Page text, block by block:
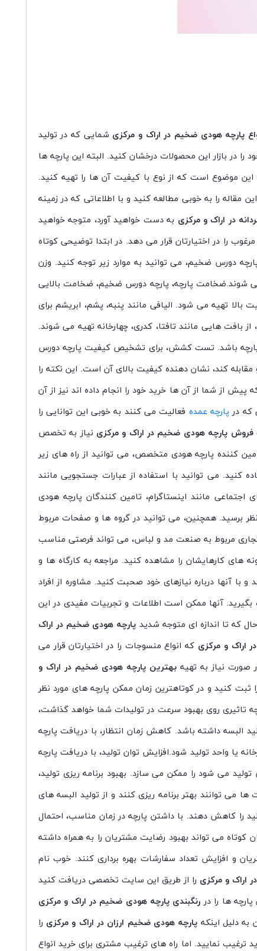
پارچه هودی ضخیم در اراک و مرکزی شمایی که در تولید
در بازار این محصولات درخشان کنید. البته این پارچه ها
موضوع است که از نوع با کیفیت آن ها را تهیه کنید.
مقاله را به خوبی مطالعه کنید و با اطلاعاتی که در زمینه
در اراک و مرکزی به دست خواهید آورد، متوجه خواهید
را در اختیارتان قرار می دهد. در ابتدا توضیحی کوتاه
دورس ضخیم، می توانید به موارد زیر توجه کنید. وزن
می شوند.ضخامت پارچه، پارچه دورس ضخیم، ضخامت بالایی
بالا تهیه می شود. الیافی مانند پنبه، پشم، ابریشم برای
هایی مانند تافتا، کدری، چهارخانه تهیه می شوند.
پارچه باشد. تست کشش، برای تشخیص کیفیت پارچه دورس
کند، نشان دهنده کیفیت بالای آن است. این نکته را
از شما از آن ها خرید خود را انجام داده اند نیز از آن
که در پارچه عمده فعالیت می کنند به خوبی این توانایی را
فروش پارچه هودی ضخیم در اراک و مرکزی نیاز به تخصص
کننده پارچه هودی متخصص، می توانید از راه های زیر
کنید. می توانید با استفاده از عبارات جستجویی مانند
مانند اینستاگرام، تامین کنندگان پارچه هودی
برسید. همچنین، می توانید در گروه ها و صفحات مربوط
مربوط به صنعت مد و لباس، می تواند فرصتی مناسب
های کارهایشان را مشاهده کنید. مراجعه به کارگاه ها و
آنها درباره نیازهای خود صحبت کنید. مشاوره از افراد
آنها ممکن است اطلاعات و تجربیات مفیدی در این
که تا اندازه ای متوجه شدید پارچه هودی ضخیم در اراک
اراک و مرکزی که انواع منسوجات را در اختیارتان قرار می
نیاز به تهیه بهترین پارچه هودی ضخیم در اراک و
ثبت کنید و در کوتاهترین زمان ممکن پارچه های مورد نظر
تاثیری روی بهبود سرعت در تولیدات شما خواهد گذاشت،
البسه داشته باشد. کاهش زمان انتظار، با دریافت پارچه
یا واحد تولید شود.افزایش توان تولید، با دریافت پارچه
می شود را ممکن می سازد. بهبود برنامه ریزی تولید،
می توانند بهتر برنامه ریزی کنند و از تولید البسه های
را کاهش دهند. با داشتن پارچه در زمان مناسب، احتمال
می تواند بهبود رضایت مشتریان را به همراه داشته
و افزایش تعداد سفارشات بهره برداری کنند. خوب نام
اراک و مرکزی را از طریق این سایت تخصصی دریافت کنید
ها را در رنگبندی پارچه هودی ضخیم در اراک و مرکزی
به دلیل اینکه پارچه هودی ضخیم ارزان در اراک و مرکزی را
نمایید. اما راه های ترغیب مشتری برای خرید انواع